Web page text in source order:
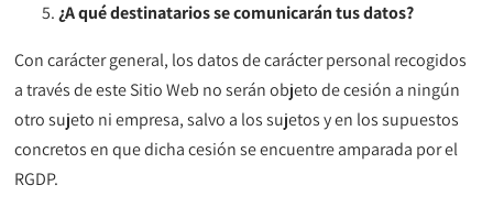
¿A qué destinatarios se comunicarán tus datos?
Con carácter general, los datos de carácter personal recogidos
a través de este Sitio Web no serán objeto de cesión a ningún
otro sujeto ni empresa, salvo a los sujetos y en los supuestos
concretos en que dicha cesión se encuentre amparada por el
RGDP.